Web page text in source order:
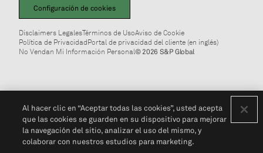
Configuración de cookies
Disclaimers LegalesTérminos de UsoAviso de Cookie
Política de PrivacidadPortal de privacidad del cliente (en inglés)
No Vendan Mi Información Personal© 2026 S&P Global
Al hacer clic en “Aceptar todas las cookies”, usted acepta
que las cookies se guarden en su dispositivo para mejorar
la navegación del sitio, analizar el uso del mismo, y
colaborar con nuestros estudios para marketing.